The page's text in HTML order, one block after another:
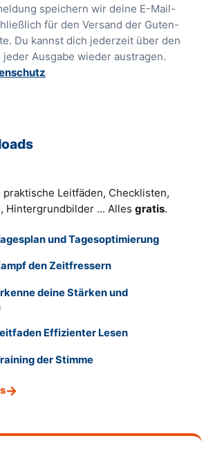
speichern wir deine E-Mail-
für den Versand der Guten-
Du kannst dich jederzeit über den
Ausgabe wieder austragen.
Leitfäden, Checklisten,
Hintergrundbilder ... Alles gratis.
und Tagesoptimierung
den Zeitfressern
deine Stärken und
Effizienter Lesen
der Stimme